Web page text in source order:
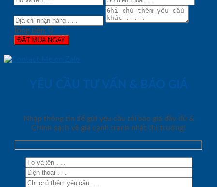
Tổng tiền: 0
ĐẶT MUA NGAY
YÊU CẦU TƯ VẤN & BÁO GIÁ
Nhập thông tin để gửi yêu cầu tải báo giá đầy đủ &
Chính sách về giá cạnh tranh nhất thị trường!